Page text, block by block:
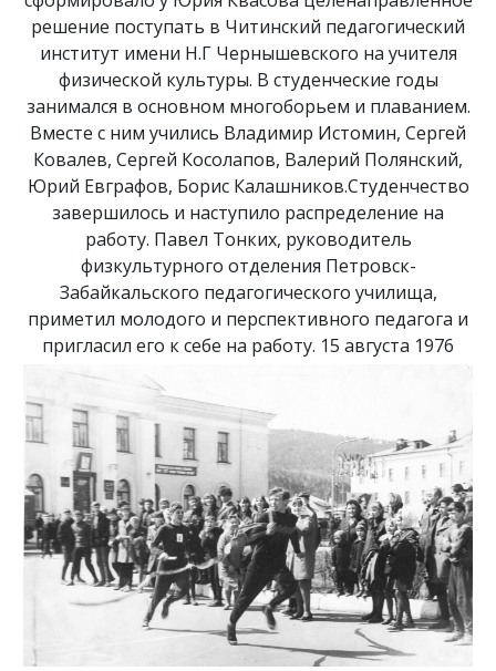
решение поступать в Читинский педагогический
институт имени Н.Г Чернышевского на учителя
физической культуры. В студенческие годы
занимался в основном многоборьем и плаванием.
Вместе с ним учились Владимир Истомин, Сергей
Ковалев, Сергей Косолапов, Валерий Полянский,
Юрий Евграфов, Борис Калашников.Студенчество
завершилось и наступило распределение на
работу. Павел Тонких, руководитель
физкультурного отделения Петровск-
Забайкальского педагогического училища,
приметил молодого и перспективного педагога и
пригласил его к себе на работу. 15 августа 1976